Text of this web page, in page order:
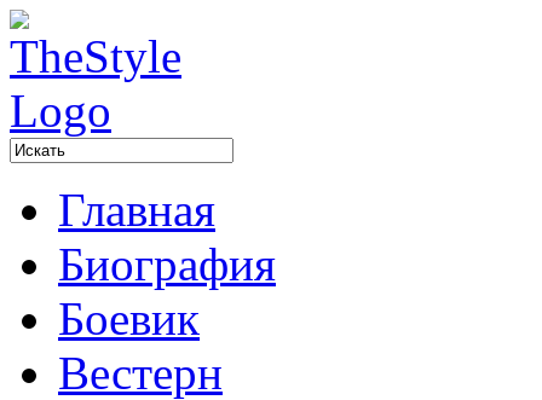
Главная
Биография
Боевик
Вестерн